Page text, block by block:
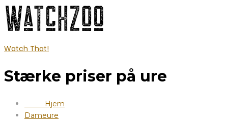
Watch That!
Stærke priser på ure
Hjem
Dameure